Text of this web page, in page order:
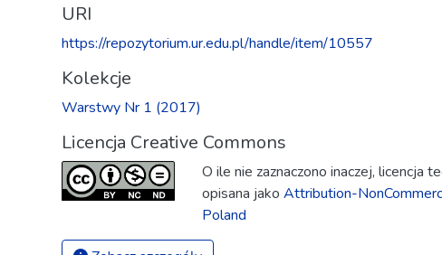
URI
https://repozytorium.ur.edu.pl/handle/item/10557
Kolekcje
Warstwy Nr 1 (2017)
Licencja Creative Commons
O ile nie zaznaczono inaczej, licencja
opisana jako Attribution-
Poland